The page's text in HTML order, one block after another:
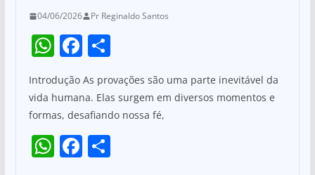
04/06/2026 Pr Reginaldo Santos
W
h
at
s
A
p
F
c
e
b
o
S
ar
e
Introdução As provações são uma parte inevitável da
vida humana. Elas surgem em diversos momentos e
formas, desafiando nossa fé,
W F S